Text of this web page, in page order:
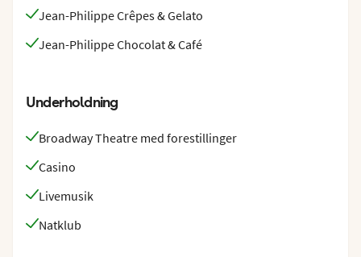
Jean-Philippe Crêpes & Gelato
Jean-Philippe Chocolat & Café
Underholdning
Broadway Theatre med forestillinger
Casino
Livemusik
Natklub